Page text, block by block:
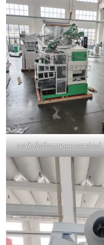
រោងម៉ាស៊ីនកិនស្រូវចម្រុះសម្រាប់លក់